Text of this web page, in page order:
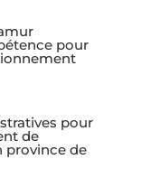
pour
pour
de
province de